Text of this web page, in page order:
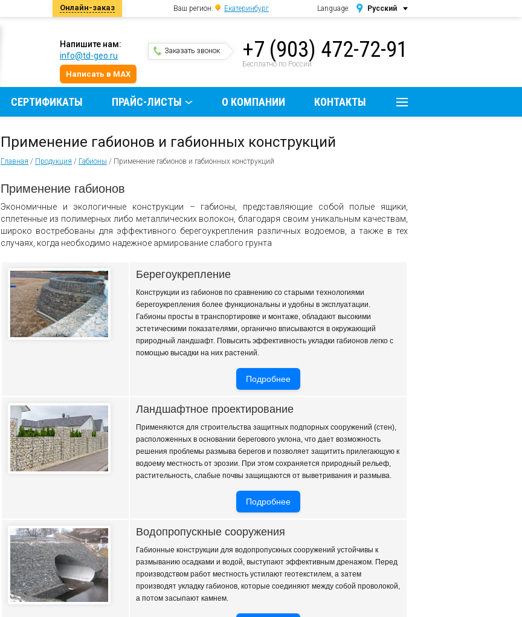
Онлайн-заказ Ваш регион: Екатеринбург Language: Русский
English
+7 (903) 472-72-91
Бесплатно по России
Заказать звонок
Напишите нам:
info@td-geo.ru
Написать в MAX
СЕРТИФИКАТЫ ПРАЙС-ЛИСТЫ О КОМПАНИИ КОНТАКТЫ
Применение габионов и габионных конструкций
Главная / Продукция / Габионы / Применение габионов и габионных конструкций
Применение габионов
Экономичные и экологичные конструкции – габионы, представляющие собой полые ящики,
сплетенные из полимерных либо металлических волокон, благодаря своим уникальным качествам,
широко востребованы для эффективного берегоукрепления различных водоемов, а также в тех
случаях, когда необходимо надежное армирование слабого грунта
Берегоукрепление
Конструкции из габионов по сравнению со старыми технологиями
берегоукрепления более функциональны и удобны в эксплуатации.
Габионы просты в транспортировке и монтаже, обладают высокими
эстетическими показателями, органично вписываются в окружающий
природный ландшафт. Повысить эффективность укладки габионов легко с
помощью высадки на них растений.
Подробнее
Ландшафтное проектирование
Применяются для строительства защитных подпорных сооружений (стен),
расположенных в основании берегового уклона, что дает возможность
решения проблемы размыва берегов и позволяет защитить прилегающую к
водоему местность от эрозии. При этом сохраняется природный рельеф,
растительность, слабые почвы защищаются от выветривания и размыва.
Подробнее
Водопропускные сооружения
Габионные конструкции для водопропускных сооружений устойчивы к
размыванию осадками и водой, выступают эффективным дренажом. Перед
производством работ местность устилают геотекстилем, а затем
производят укладку габионов, которые соединяют между собой проволокой,
а потом засыпают камнем.